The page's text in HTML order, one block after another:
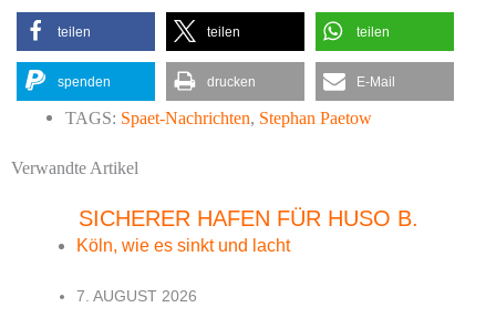
teilen teilen teilen
spenden drucken E-Mail
TAGS: Spaet-Nachrichten, Stephan Paetow
Verwandte Artikel
SICHERER HAFEN FÜR HUSO B.
Köln, wie es sinkt und lacht
7. AUGUST 2026